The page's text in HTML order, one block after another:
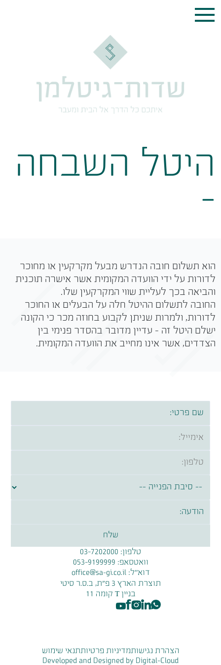
היטל השבחה
–
הוא תשלום חובה הנדרש מבעל מקרקעין או מחוכר
לדורות על ידי הוועדה המקומית אשר אישרה תוכנית
והביאה בכך לעליית שווי המקרקעין שלו.
החובה לתשלום ההיטל חלה על הבעלים או החוכר
לדורות, ולמרות שניתן לקבוע בחוזה מכר כי הקונה
ישלם היטל זה – עדיין מדובר בהסדר פנימי בין
הצדדים, אשר אינו מחייב את הוועדה המקומית.
טלפון: 03-7202000
וואטסאפ: 053-9199999
דוא׳׳ל: office@sa-gi.co.il
תוצרת הארץ 3 פ״ת, ב.ס.ר סיטי
בניין T קומה 11
הצהרת נגישותמדיניות פרטיותתנאי שימוש
Developed and Designed by Digital-Cloud